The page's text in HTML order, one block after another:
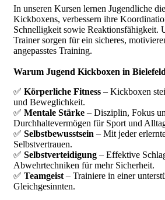
In unseren Kursen lernen Jugendliche
Kickboxens, verbessern ihre
Schnelligkeit sowie Reaktionsfähigkeit.
Trainer sorgen für ein sicheres,
angepasstes Training.
Warum Jugend Kickboxen in
✅ Körperliche Fitness – Kickboxen
und Beweglichkeit.
✅ Mentale Stärke – Disziplin, Fokus
Durchhaltevermögen für Sport und
✅ Selbstbewusstsein – Mit jeder
Selbstvertrauen.
✅ Selbstverteidigung – Effektive
Abwehrtechniken für mehr Sicherheit.
✅ Teamgeist – Trainiere in einer
Gleichgesinnten.